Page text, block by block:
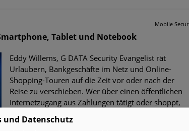
Mobile
Tablet und Notebook
Eddy Willems, G DATA Security Evangelist rät
Urlaubern, Bankgeschäfte im Netz und Online-
Shopping-Touren auf die Zeit vor oder nach der
Reise zu verschieben. Wer über einen öffentlichen
Internetzugang aus Zahlungen tätigt oder shoppt,
läuft oft geradewegs in die eCrime-Falle
und Datenschutz